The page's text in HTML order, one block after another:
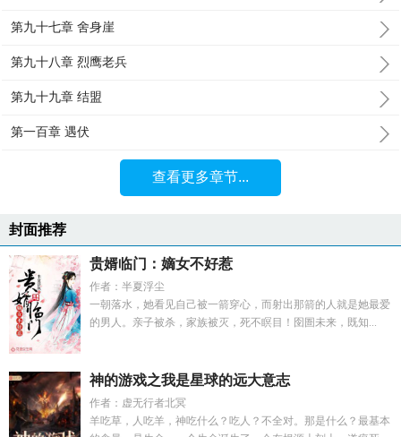
第九十七章 舍身崖
第九十八章 烈鹰老兵
第九十九章 结盟
第一百章 遇伏
查看更多章节...
封面推荐
贵婿临门：嫡女不好惹
作者：半夏浮尘
一朝落水，她看见自己被一箭穿心，而射出那箭的人就是她最爱
的男人。亲子被杀，家族被灭，死不瞑目！囹圄未来，既知...
神的游戏之我是星球的远大意志
作者：虚无行者北冥
羊吃草，人吃羊，神吃什么？吃人？不全对。那是什么？最基本